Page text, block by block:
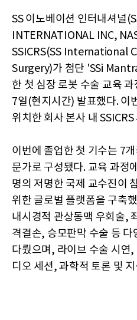
SS 이노베이션 인터내셔널
INTERNATIONAL INC,
SSICRS(SS International
Surgery)가 첨단 'SSi
한 첫 심장 로봇 수술 교육
7일(현지시간) 발표했다. 이
위치한 회사 본사 내
이번에 졸업한 첫 기수는 7
문가로 구성됐다. 교육 과정
명의 저명한 국제 교수진이
위한 글로벌 플랫폼을 구축
내시경적 관상동맥 우회술,
격결손, 승모판막 수술 등
다뤘으며, 라이브 수술 시연,
디오 세션, 과학적 토론 및